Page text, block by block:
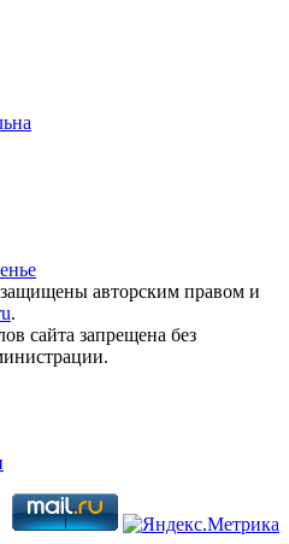
авторским правом и
.
сайта запрещена без